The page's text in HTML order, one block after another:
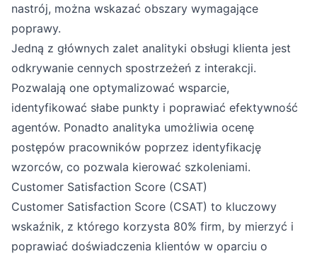
nastrój, można wskazać obszary wymagające
poprawy.
Jedną z głównych zalet analityki obsługi klienta jest
odkrywanie cennych spostrzeżeń z interakcji.
Pozwalają one optymalizować wsparcie,
identyfikować słabe punkty i poprawiać efektywność
agentów. Ponadto analityka umożliwia ocenę
postępów pracowników poprzez identyfikację
wzorców, co pozwala kierować szkoleniami.
Customer Satisfaction Score (CSAT)
Customer Satisfaction Score (CSAT) to kluczowy
wskaźnik, z którego korzysta 80% firm, by mierzyć i
poprawiać doświadczenia klientów w oparciu o